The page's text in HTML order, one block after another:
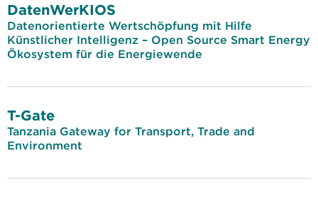
DatenWerKIOS
Datenorientierte Wertschöpfung mit Hilfe
Künstlicher Intelligenz – Open Source Smart Energy
Ökosystem für die Energiewende
T-Gate
Tanzania Gateway for Transport, Trade and
Environment